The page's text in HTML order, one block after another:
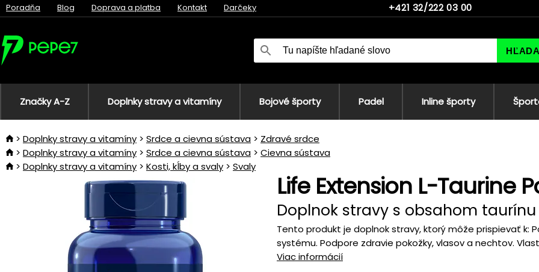
Poradňa Blog Doprava a platba Kontakt Darčeky +421 32/222 03 00
Značky A-Z Doplnky stravy a vitamíny Bojové športy Padel Inline športy
Doplnky stravy a vitamíny Srdce a cievna sústava
Zdravé srdce
Doplnky stravy a vitamíny
Srdce a cievna sústava
Cievna sústava
Doplnky stravy a vitamíny
Kosti, kĺby a svaly Svaly
Life Extension L-Taurine
Doplnok stravy s obsahom taurínu
Tento produkt je doplnok stravy, ktorý môže prispievať k:
systému. Podpore zdravie pokožky, vlasov a nechtov.
Viac informácií